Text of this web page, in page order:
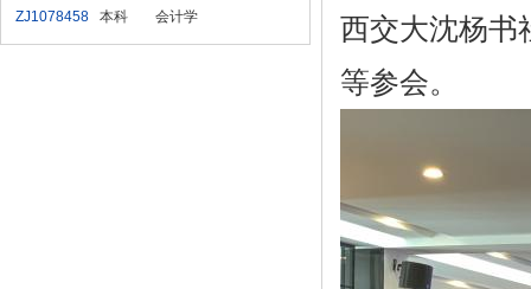
ZJ1078458
本科 会计学
西交大沈杨书
等参会。